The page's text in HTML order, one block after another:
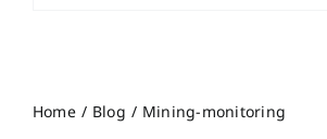
Home Blog Mining-monitoring